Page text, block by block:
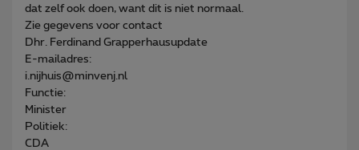
dat zelf ook doen, want dit is niet normaal.
Zie gegevens voor contact
Dhr. Ferdinand Grapperhausupdate
E-mailadres:
i.nijhuis@minvenj.nl
Functie:
Minister
Politiek:
CDA